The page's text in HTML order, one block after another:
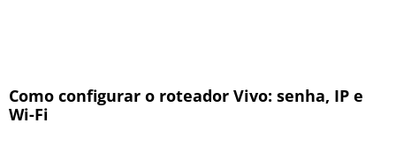
Como configurar o roteador Vivo: senha, IP e
Wi-Fi